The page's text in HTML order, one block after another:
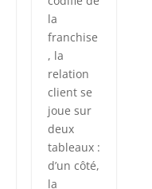
la
franchise
, la
relation
client se
joue sur
deux
tableaux :
d’un côté,
la